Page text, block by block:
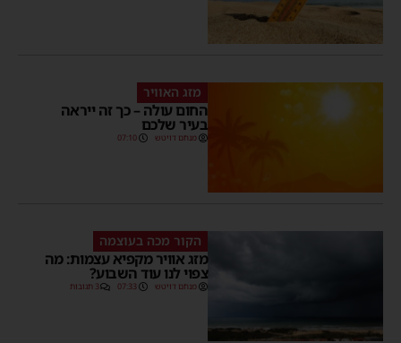
מזג האוויר
החום עולה – כך זה ייראה
בעיר שלכם
מנחם דויטש 07:10
הקור מכה בעוצמה
מזג אוויר מקפיא עצמות: מה
צפוי לנו עוד השבוע?
מנחם דויטש 07:33 3 תגובות